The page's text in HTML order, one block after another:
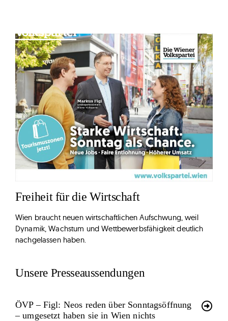
Freiheit für die Wirtschaft
Wien braucht neuen wirtschaftlichen Aufschwung, weil
Dynamik, Wachstum und Wettbewerbsfähigkeit deutlich
nachgelassen haben.
Unsere Presseaussendungen
ÖVP – Figl: Neos reden über Sonntagsöffnung
– umgesetzt haben sie in Wien nichts